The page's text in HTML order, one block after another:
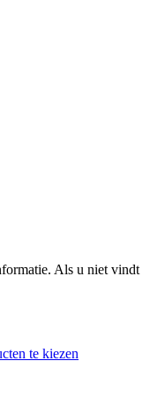
Als u niet vindt
te kiezen